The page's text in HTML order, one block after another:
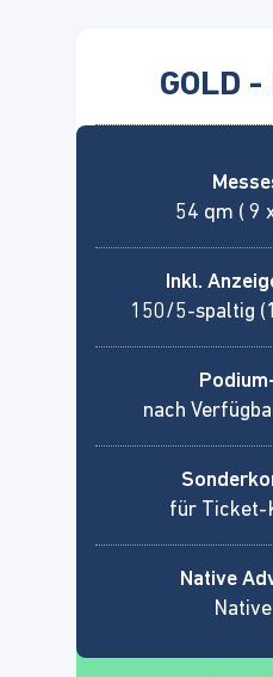
GOLD
54 qm ( 9
Inkl.
150/5-spaltig
nach
für Ticket-
Native